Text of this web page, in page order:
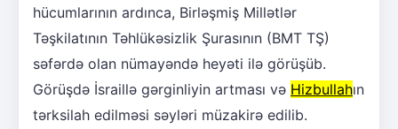
hücumlarının ardınca, Birləşmiş Millətlər
Təşkilatının Təhlükəsizlik Şurasının (BMT TŞ)
səfərdə olan nümayəndə heyəti ilə görüşüb.
Görüşdə İsraillə gərginliyin artması və Hizbullahın
tərksilah edilməsi səyləri müzakirə edilib.